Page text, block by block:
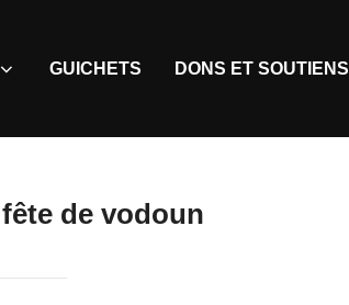
GUICHETS DONS ET SOUTIENS
de vodoun